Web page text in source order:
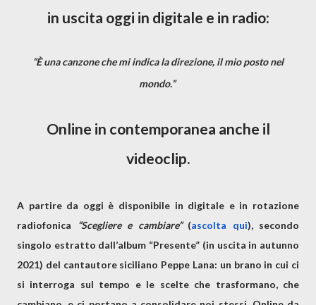
in uscita oggi in digitale e in radio:
“È una canzone che mi indica la direzione, il mio posto nel
mondo.”
Online in contemporanea anche il
videoclip.
A partire da oggi è disponibile in digitale e in rotazione
radiofonica “Scegliere e cambiare” (ascolta qui),secondo
singolo estratto dall’album “Presente” (in uscita in autunno
2021) del cantautore siciliano Peppe Lana: un brano in cui ci
si interroga sul tempo e le scelte che trasformano, che